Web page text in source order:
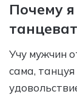
Почему
Учу мужчин
сама, танцуя